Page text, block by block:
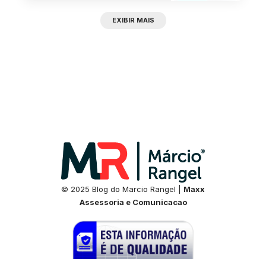
EXIBIR MAIS
© 2025 Blog do Marcio Rangel | Maxx
Assessoria e Comunicacao